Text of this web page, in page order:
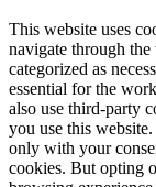
This website uses
navigate through the
categorized as
essential for the
also use third-party
you use this
only with your
cookies. But opting